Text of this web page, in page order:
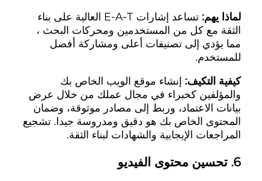
لماذا يهم:
تساعد إشارات E-A-T العالية على بناء
الثقة مع كل من المستخدمين ومحركات البحث ،
مما يؤدي إلى تصنيفات أعلى ومشاركة أفضل
للمستخدم.
كيفية التكيف: إنشاء موقع الويب الخاص بك
والمؤلفين كخبراء في مجال عملك من خلال عرض
بيانات الاعتماد، وربط إلى مصادر موثوقة، وضمان
المحتوى الخاص بك هو دقيق ومدروسة جيدا. تشجيع
المراجعات الإيجابية والشهادات لبناء الثقة.
6. تحسين محتوى الفيديو